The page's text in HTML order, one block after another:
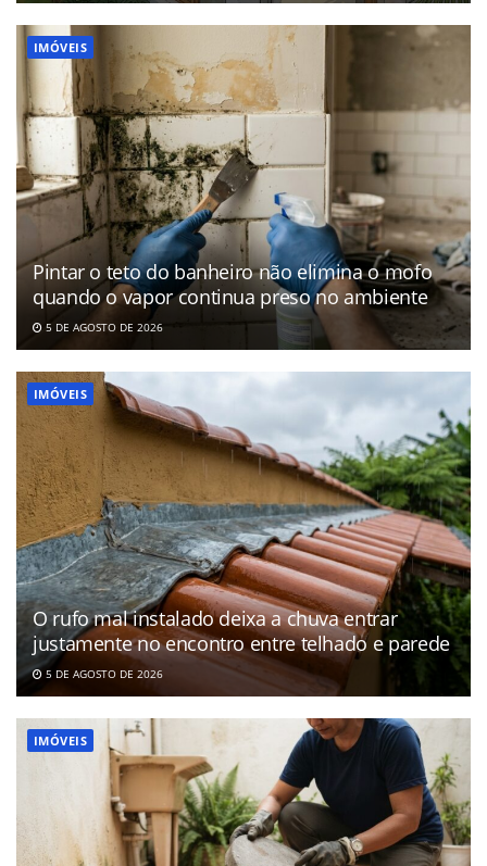
IMÓVEIS
Pintar o teto do banheiro não elimina o mofo
quando o vapor continua preso no ambiente
5 DE AGOSTO DE 2026
IMÓVEIS
O rufo mal instalado deixa a chuva entrar
justamente no encontro entre telhado e parede
5 DE AGOSTO DE 2026
IMÓVEIS